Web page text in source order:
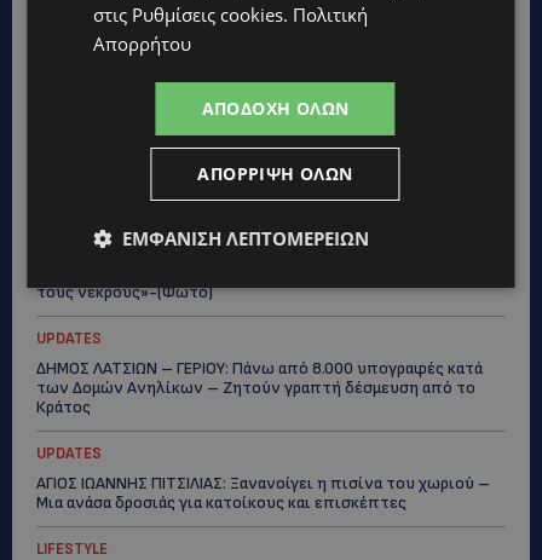
ΦΕΙΔΙΑΣ ΠΑΝΑΓΙΩΤΟΥ: Η εμφάνισή του στην εκδήλωση για
τους νεκρούς»-(Φώτο)
UPDATES
ΔΗΜΟΣ ΛΑΤΣΙΩΝ – ΓΕΡΙΟΥ: Πάνω από 8.000 υπογραφές κατά
των Δομών Ανηλίκων – Ζητούν γραπτή δέσμευση από το
Κράτος
UPDATES
ΑΓΙΟΣ ΙΩΑΝΝΗΣ ΠΙΤΣΙΛΙΑΣ: Ξανανοίγει η πισίνα του χωριού –
Μια ανάσα δροσιάς για κατοίκους και επισκέπτες
LIFESTYLE
στις Ρυθμίσεις cookies. Πολιτική
Απορρήτου
ΑΠΟΔΟΧΉ ΌΛΩΝ
ΑΠΌΡΡΙΨΗ ΌΛΩΝ
ΕΜΦΆΝΙΣΗ ΛΕΠΤΟΜΕΡΕΙΏΝ